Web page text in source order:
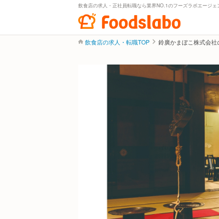
飲食店の求人・正社員転職なら業界NO.1のフーズラボエージェ
飲食店の求人・転職TOP 鈴廣かまぼこ株式会